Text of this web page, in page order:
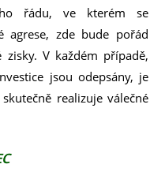
řádu, ve kterém se
agrese, zde bude pořád
zisky. V každém případě,
jsou odepsány, je
realizuje válečné